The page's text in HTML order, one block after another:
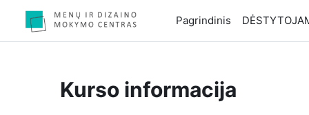
Pagrindinis
Kurso informacija